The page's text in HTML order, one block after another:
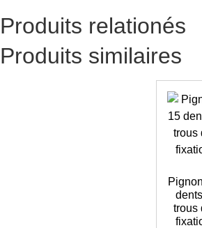
Produits relationés
Produits similaires
trous